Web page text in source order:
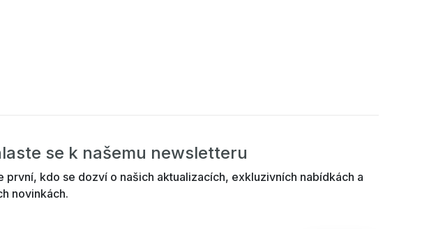
se k našemu newsletteru
první, kdo se dozví o našich aktualizacích, exkluzivních nabídkách a
novinkách.